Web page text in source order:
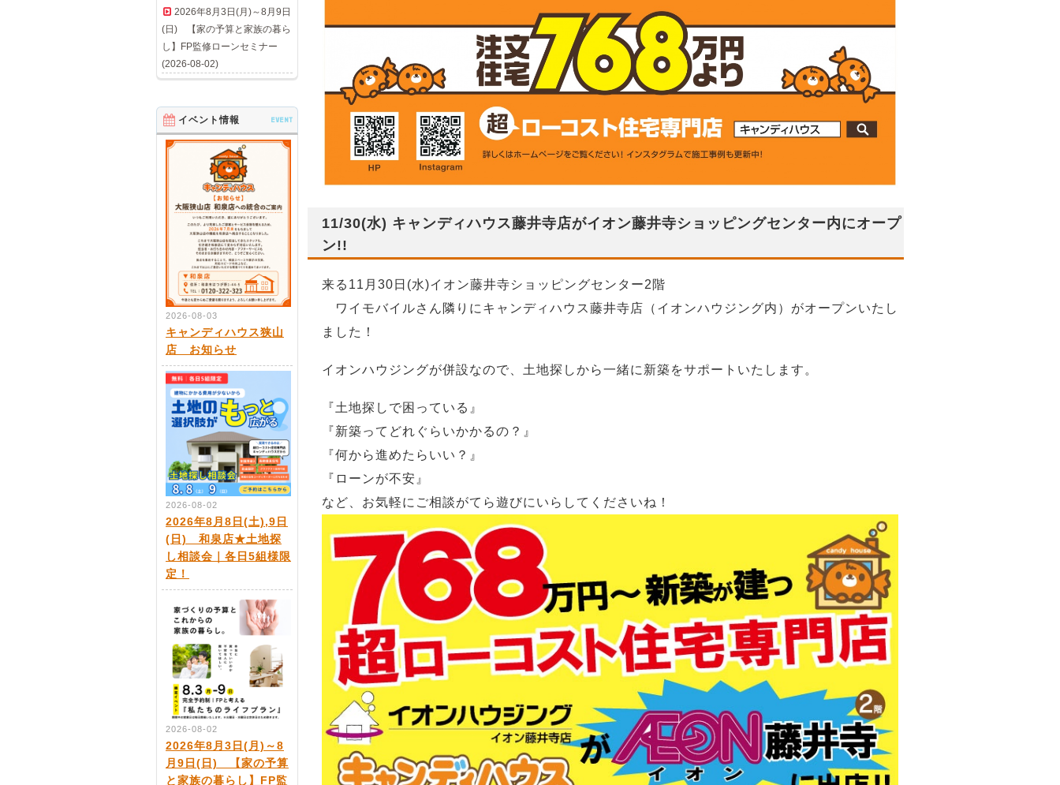
11/30(水) キャンディハウス藤井寺店がイオン藤井寺ショッピングセンター内にオープ
ン!!
来る11月30日(水)イオン藤井寺ショッピングセンター2階
ワイモバイルさん隣りにキャンディハウス藤井寺店（イオンハウジング内）がオープンいたし
ました！
イオンハウジングが併設なので、土地探しから一緒に新築をサポートいたします。
『土地探しで困っている』
『新築ってどれぐらいかかるの？』
『何から進めたらいい？』
『ローンが不安』
など、お気軽にご相談がてら遊びにいらしてくださいね！
2026年8月3日(月)～8月9日
(日) 【家の予算と家族の暮ら
し】FP監修ローンセミナー
(2026-08-02)
イベント情報 EVENT
2026-08-03
キャンディハウス狭山
店 お知らせ
2026-08-02
2026年8月8日(土),9日
(日) 和泉店★土地探
し相談会｜各日5組様限
定！
2026-08-02
2026年8月3日(月)～8
月9日(日) 【家の予算
と家族の暮らし】FP監